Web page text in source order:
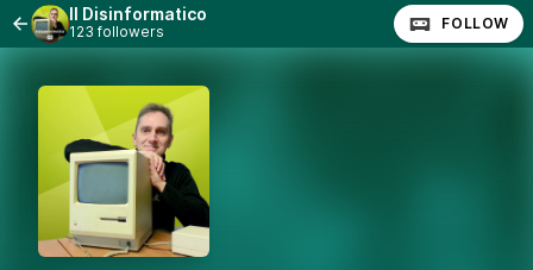
Il Disinformatico
123 followers FOLLOW